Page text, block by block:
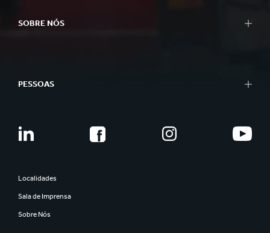
SOBRE NÓS
PESSOAS
Localidades
Sala de Imprensa
Sobre Nós